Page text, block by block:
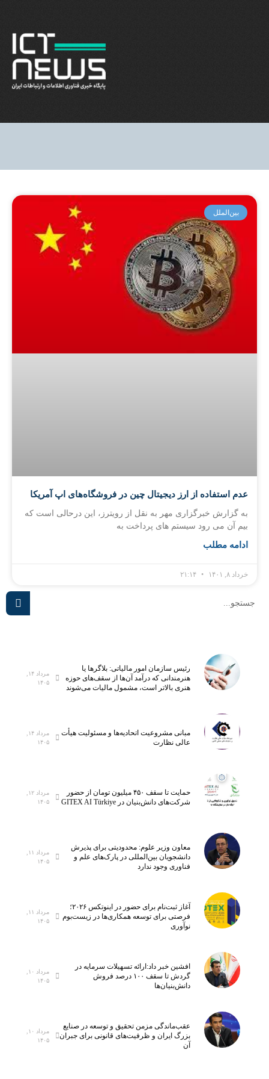
بین‌الملل
عدم استفاده از ارز دیجیتال چین در فروشگاه‌های اپ آمریکا
به گزارش خبرگزاری مهر به نقل از رویترز، این درحالی است که
بیم آن می رود سیستم های پرداخت به
ادامه مطلب
خرداد ۸, ۱۴۰۱
رئیس سازمان امور مالیاتی: بلاگر‌ها یا
هنرمندانی که درآمد آن‌ها از سقف‌های حوزه
هنری بالاتر است، مشمول مالیات می‌شوند
مرداد ۱۴,
۱۴۰۵
مبانی مشروعیت اتحادیه‌ها و مسئولیت هیأت
عالی نظارت
مرداد ۱۴,
۱۴۰۵
حمایت تا سقف ۴۵۰ میلیون تومان از حضور
شرکت‌های دانش‌بنیان در GITEX AI Türkiye
مرداد ۱۲,
۱۴۰۵
معاون وزیر علوم: محدودیتی برای پذیرش
دانشجویان بین‌المللی در پارک‌های علم و
فناوری وجود ندارد
مرداد ۱۱,
۱۴۰۵
آغاز ثبت‌نام برای حضور در اینوتکس ۲۰۲۶؛
فرصتی برای توسعه همکاری‌ها در زیست‌بوم
نوآوری
مرداد ۱۱,
۱۴۰۵
افشین خبر داد:ارائه تسهیلات سرمایه در
گردش تا سقف ۱۰۰ درصد فروش
دانش‌بنیان‌ها
مرداد ۱۰,
۱۴۰۵
عقب‌ماندگی مزمن تحقیق و توسعه در صنایع
بزرگ ایران و ظرفیت‌های قانونی برای جبران
آن
مرداد ۱۰,
۱۴۰۵